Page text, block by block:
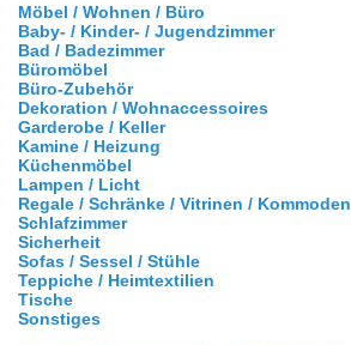
Möbel / Wohnen / Büro
Baby- / Kinder- / Jugendzimmer
Bad / Badezimmer
Büromöbel
Büro-Zubehör
Dekoration / Wohnaccessoires
Garderobe / Keller
Kamine / Heizung
Küchenmöbel
Lampen / Licht
Regale / Schränke / Vitrinen / Kommoden
Schlafzimmer
Sicherheit
Sofas / Sessel / Stühle
Teppiche / Heimtextilien
Tische
Sonstiges